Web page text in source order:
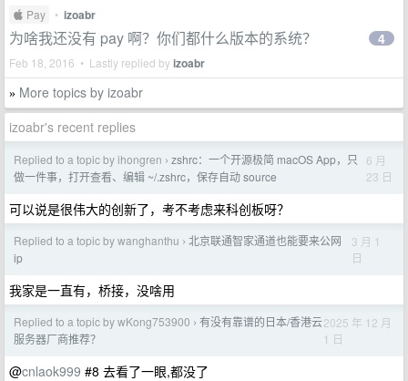
 Pay
• izoabr
为啥我还没有 pay 啊？你们都什么版本的系统？
Feb 18, 2016 • Lastly replied byizoabr
4
» More topics by izoabr
izoabr's recent replies
Replied to a topic by ihongren › zshrc：一个开源极简 macOS App，只
做一件事，打开查看、编辑 ~/.zshrc，保存自动 source
6 月
23 日
可以说是很伟大的创新了，考不考虑来科创板呀？
Replied to a topic by wanghanthu › 北京联通智家通道也能要来公网
ip
3 月 1
日
我家是一直有，桥接，没啥用
Replied to a topic by wKong753900 › 有没有靠谱的日本/香港云
服务器厂商推荐？
2025 年 12 月
1 日
@cnlaok999 #8 去看了一眼,都没了